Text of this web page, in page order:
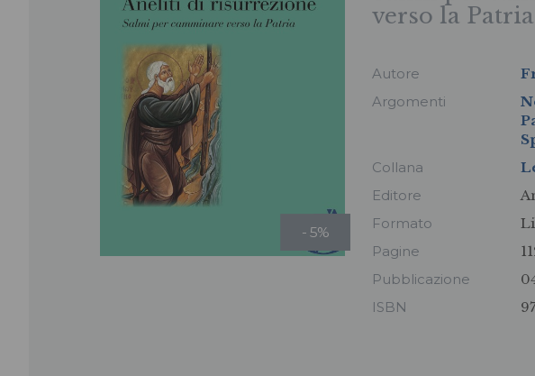
- 5%
verso la Patria
Autore
Argomenti
Collana
Editore
Formato
Pagine
Pubblicazione
ISBN